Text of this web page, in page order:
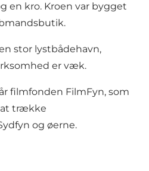
en kro. Kroen var bygget
stor lystbådehavn,
er væk.
filmfonden FilmFyn, som
at trække
og øerne.